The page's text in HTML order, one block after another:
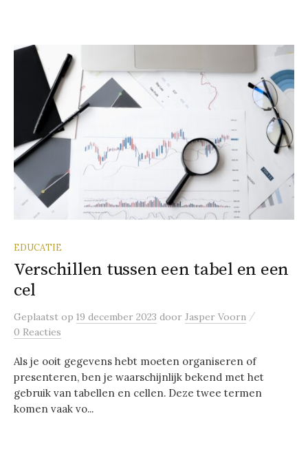
EDUCATIE
Verschillen tussen een tabel en een
cel
Geplaatst op 19 december 2023 door Jasper Voorn /
0 Reacties
Als je ooit gegevens hebt moeten organiseren of
presenteren, ben je waarschijnlijk bekend met het
gebruik van tabellen en cellen. Deze twee termen
komen vaak vo...